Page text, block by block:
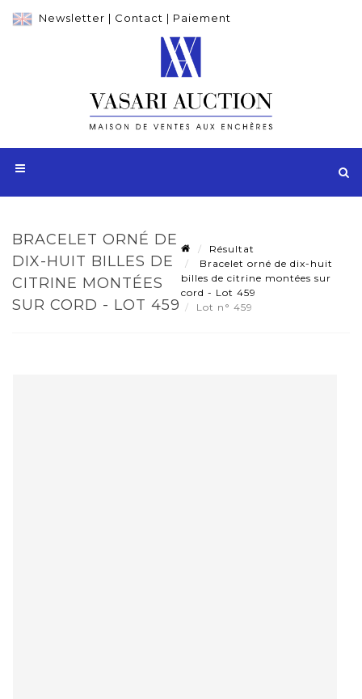
Newsletter | Contact | Paiement
BRACELET ORNÉ DE
DIX-HUIT BILLES DE
CITRINE MONTÉES
SUR CORD - LOT 459
Résultat
Bracelet orné de dix-huit
billes de citrine montées sur
cord - Lot 459
Lot n° 459